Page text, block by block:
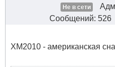
Не в сети
Сообщений: 526
ХМ2010 - американская